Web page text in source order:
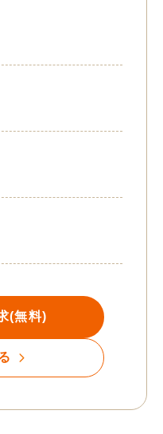
(無料)